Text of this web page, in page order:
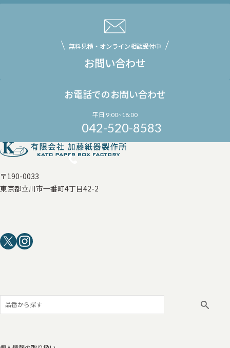
無料見積・オンライン相談受付中
お問い合わせ
お電話でのお問い合わせ
平日 9:00~18:00
042-520-8583
〒190-0033
東京都立川市一番町4丁目42-2